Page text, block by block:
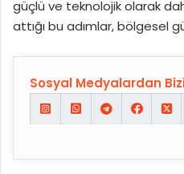
güçlü ve teknolojik olarak
attığı bu adımlar, bölgesel
Sosyal Medyalardan